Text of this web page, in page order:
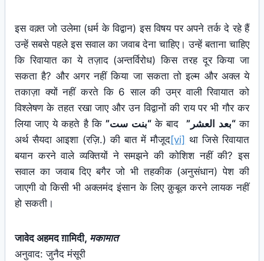
इस वक़्त जो उलेमा (धर्म के विद्वान) इस विषय पर अपने तर्क दे रहे हैं
उन्हें सबसे पहले इस सवाल का जवाब देना चाहिए। उन्हें बताना चाहिए
कि रिवायात का ये तज़ाद (अन्तर्विरोध) किस तरह दूर किया जा
सकता है? और अगर नहीं किया जा सकता तो इल्म और अक्ल ये
तकाज़ा क्यों नहीं करते कि 6 साल की उम्र वाली रिवायात को
विश्लेषण के तहत रखा जाए और उन विद्वानों की राय पर भी गौर कर
लिया जाए ये कहते है कि“بنت ست”के बाद“بعد العشر”का
अर्थ सैयदा आइशा (रज़ि.) की बात में मौजूद[vi] था जिसे रिवायात
बयान करने वाले व्यक्तियों ने समझने की कोशिश नहीं की? इस
सवाल का जवाब दिए बगैर जो भी तहकीक (अनुसंधान) पेश की
जाएगी वो किसी भी अक्लमंद इंसान के लिए क़ुबूल करने लायक नहीं
हो सकती।
जावेद अहमद ग़ामिदी, मकामात
अनुवाद: जुनैद मंसूरी